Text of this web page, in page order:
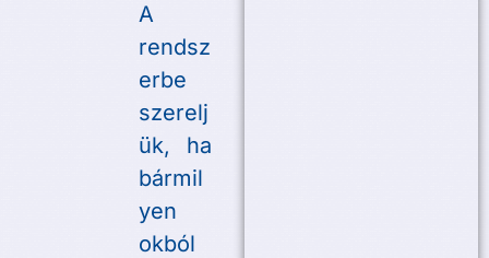
A
rendsz
erbe
szerelj
ük, ha
bármil
yen
okból